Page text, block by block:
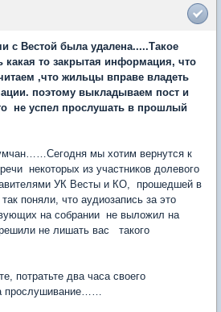
с Вестой была удалена.....Такое
какая то закрытая информация, что
,что жильцы вправе владеть
поэтому выкладываем пост и
не успел прослушать в прошлый
мы хотим вернутся к
некоторых из участников долевого
УК Весты и КО, прошедшей в
поняли, что аудиозапись за это
на собрании не выложил на
не лишать вас такого
потратьте два часа своего
прослушивание……